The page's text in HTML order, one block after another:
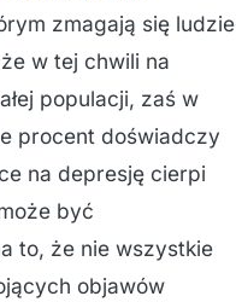
zmagają się ludzie
w tej chwili na
populacji, zaś w
procent doświadczy
na depresję cierpi
być
to, że nie wszystkie
objawów